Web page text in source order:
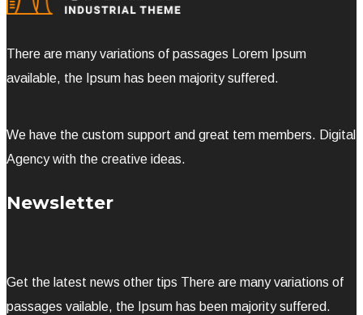
There are many variations of passages Lorem Ipsum
available, the Ipsum has been majority suffered.
We have the custom support and great tem members. Digital
Agency with the creative ideas.
Newsletter
Get the latest news other tips There are many variations of
passages vailable, the Ipsum has been majority suffered.